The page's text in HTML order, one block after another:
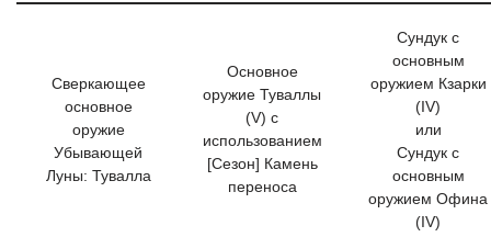
Сверкающее
основное
оружие
Убывающей
Луны: Тувалла
Основное
оружие Туваллы
(V) с
использованием
[Сезон] Камень
переноса
Сундук с
основным
оружием Кзарки
(IV)
или
Сундук с
основным
оружием Офина
(IV)